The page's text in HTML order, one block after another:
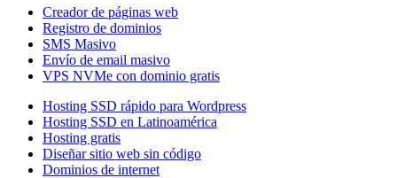
Creador de páginas web
Registro de dominios
SMS Masivo
Envío de email masivo
VPS NVMe con dominio gratis
Hosting SSD rápido para Wordpress
Hosting SSD en Latinoamérica
Hosting gratis
Diseñar sitio web sin código
Dominios de internet